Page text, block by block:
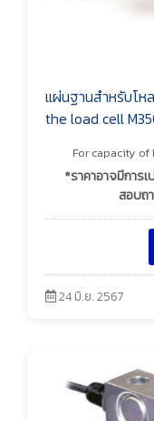
แผ่นฐานสำหรับโห
the load cell
For capacity
*ราคาอาจมีการ
สอบถ
24 มิ.ย. 2567